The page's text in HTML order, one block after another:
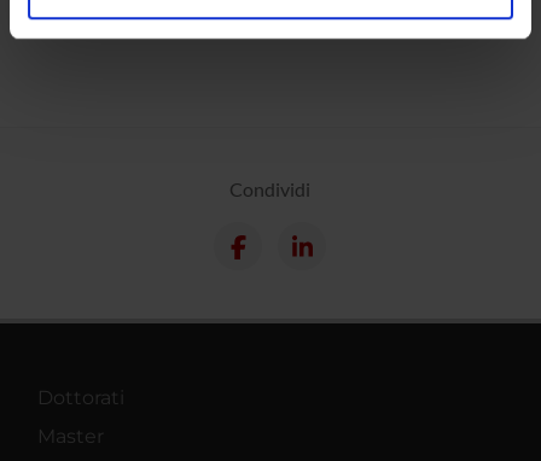
analizzare il nostro traffico. Condividiamo inoltre
Condividi
Dottorati
Master